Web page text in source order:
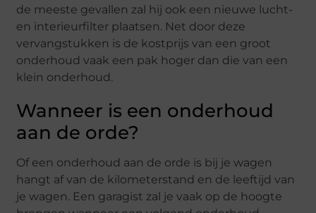
de meeste gevallen zal hij ook een nieuwe lucht-
en interieurfilter plaatsen. Net door deze
vervangstukken is de kostprijs van een groot
onderhoud vaak een pak hoger dan die van een
klein onderhoud.
Wanneer is een onderhoud
aan de orde?
Of een onderhoud aan de orde is bij je wagen
hangt af van de kilometerstand en de leeftijd van
je wagen. Een garagist zal je vaak op de hoogte